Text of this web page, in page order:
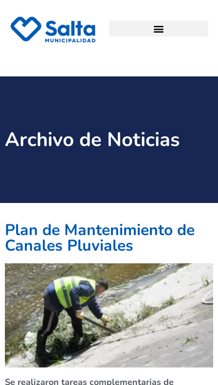
Archivo de Noticias
Plan de Mantenimiento de
Canales Pluviales
Se realizaron tareas complementarias de